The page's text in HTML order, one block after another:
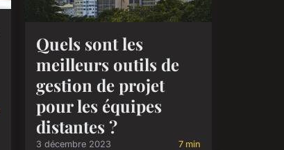
Quels sont les
meilleurs outils de
gestion de projet
pour les équipes
distantes ?
3 décembre 2023 7 min